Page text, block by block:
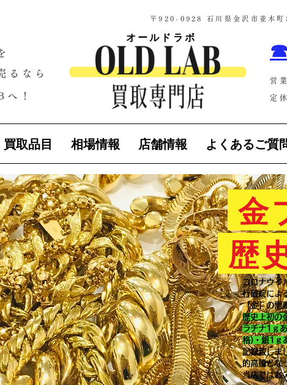
〒920-0928 石川県金沢市並木町
るなら
！
オールドラボ
営
定
買取品目 相場情報 店舗情報 よくあるご質
金
歴
コロナウイ
行破綻によ
「金」の需
歴史上初の
ラチナ1ｇ
格)・銀1ｇ
記録致しま
的高騰とな
当店ではお